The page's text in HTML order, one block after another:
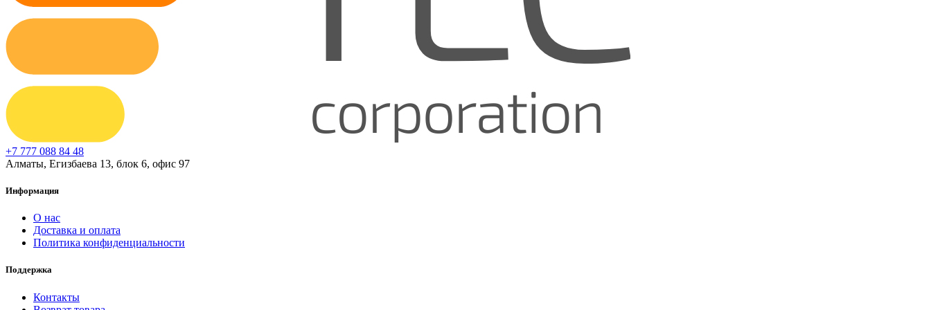
+7 777 088 84 48
Алматы, Егизбаева 13, блок 6, офис 97
Информация
О нас
Доставка и оплата
Политика конфиденциальности
Поддержка
Контакты